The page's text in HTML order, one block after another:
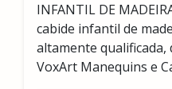
INFANTIL DE
cabide infantil de
altamente qualificada,
VoxArt Manequins e